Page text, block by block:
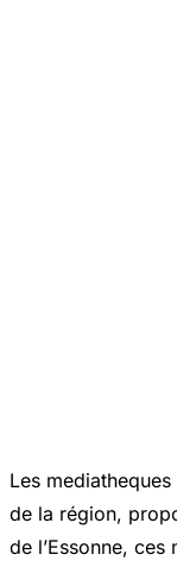
Les mediatheques
de la région,
de l’Essonne,